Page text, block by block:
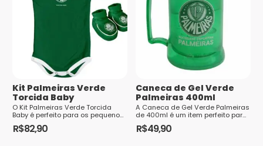
Nome
E-mail*
Kit Palmeiras Verde
Torcida Baby
O Kit Palmeiras Verde Torcida
Baby é perfeito para os pequenos
torcedores do Verdão
começarem a mostrar seu amor
R$82,90
Caneca de Gel Verde
Palmeiras 400ml
A Caneca de Gel Verde Palmeiras
de 400ml é um item perfeito para
os torcedores fanáticos pelo
clube paulista. Com um design
R$49,90